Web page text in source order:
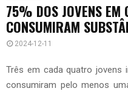
75% DOS JOVENS EM
CONSUMIRAM
2024-12-11
Três em cada quatro jovens
consumiram pelo menos